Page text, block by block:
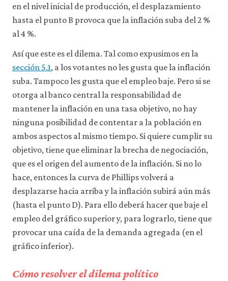
en el nivel inicial de producción, el desplazamiento
hasta el punto B provoca que la inflación suba del 2 %
al 4 %.
Así que este es el dilema. Tal como expusimos en la
sección 5.1, a los votantes no les gusta que la inflación
suba. Tampoco les gusta que el empleo baje. Pero si se
otorga al banco central la responsabilidad de
mantener la inflación en una tasa objetivo, no hay
ninguna posibilidad de contentar a la población en
ambos aspectos al mismo tiempo. Si quiere cumplir su
objetivo, tiene que eliminar la brecha de negociación,
que es el origen del aumento de la inflación. Si no lo
hace, entonces la curva de Phillips volverá a
desplazarse hacia arriba y la inflación subirá aún más
(hasta el punto D). Para ello deberá hacer que baje el
empleo del gráfico superior y, para lograrlo, tiene que
provocar una caída de la demanda agregada (en el
gráfico inferior).
Cómo resolver el dilema político